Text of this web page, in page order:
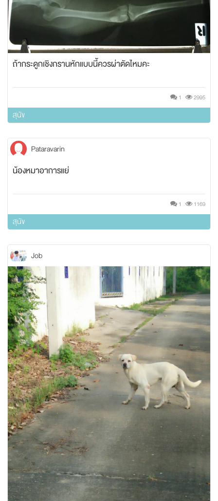
ถ้ากระดูกเชิงกรานหักแบบนี้ควรผ่าตัดไหมคะ
1 2995
สุนัข
Pataravarin
น้องหมาอาการแย่
1 1169
สุนัข
Job